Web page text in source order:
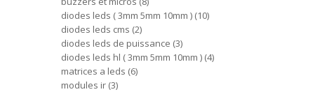
diodes leds ( 3mm 5mm 10mm ) 10
diodes leds cms 2
diodes leds de puissance 3
diodes leds hl ( 3mm 5mm 10mm ) 4
matrices a leds 6
modules ir 3